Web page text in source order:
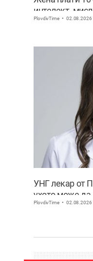
интелект,
ВИДЕО
PlovdivTime 02.08.2026
УНГ лекар от
ухото може да
деформация
PlovdivTime 02.08.2026